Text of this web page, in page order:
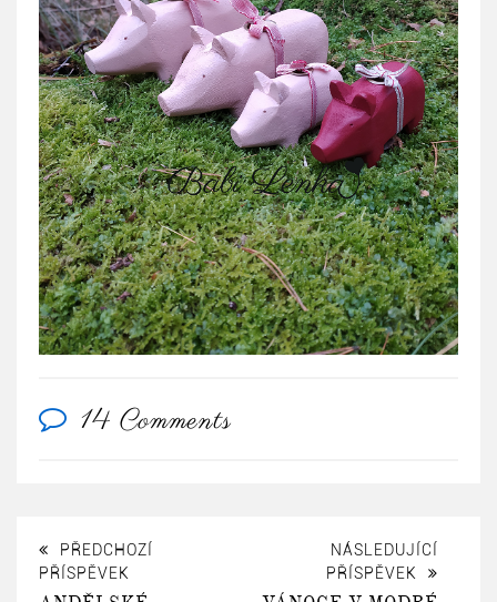
14 Comments
PŘEDCHOZÍ
PŘÍSPĚVEK
NÁSLEDUJÍCÍ
PŘÍSPĚVEK